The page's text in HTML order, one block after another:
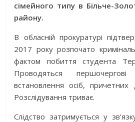
сімейного типу в Більче-
району.
В обласній прокуратурі
2017 року розпочато
фактом побиття студента
Проводяться
встановлення осіб,
Розслідування триває.
Слідство затримується у